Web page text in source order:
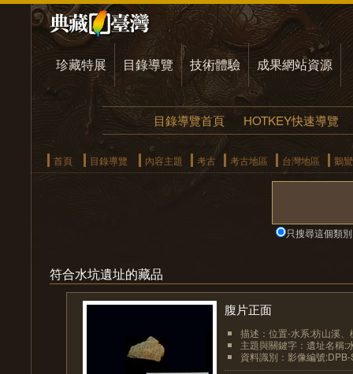
珍藏特展 目錄導覽 技術體驗 成果網站資源
目錄導覽首頁 HOTKEY快速導覽
首頁 目錄導覽 內容主題 考古 考古地區 台灣地區 鵝
只搜尋這個類別
符合水坑遺址的藏品
腹片正面
描述：位置-水系:枋山溪
主題與關鍵字：遺址名稱:
資料識別：影像編號